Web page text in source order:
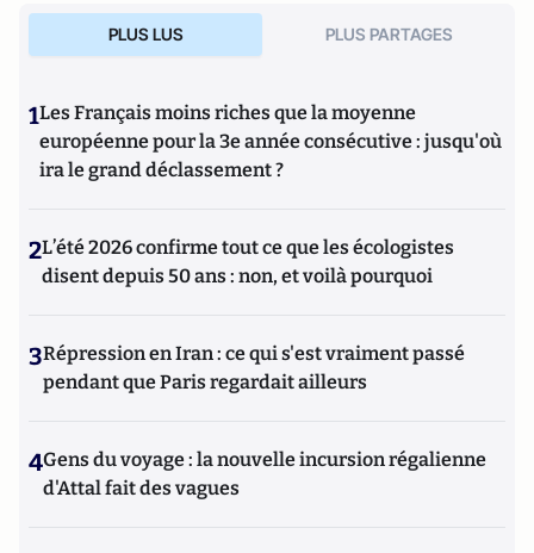
PLUS LUS PLUS PARTAGES
1Les Français moins riches que la moyenne
européenne pour la 3e année consécutive : jusqu'où
ira le grand déclassement ?
2L’été 2026 confirme tout ce que les écologistes
disent depuis 50 ans : non, et voilà pourquoi
3Répression en Iran : ce qui s'est vraiment passé
pendant que Paris regardait ailleurs
4Gens du voyage : la nouvelle incursion régalienne
d'Attal fait des vagues